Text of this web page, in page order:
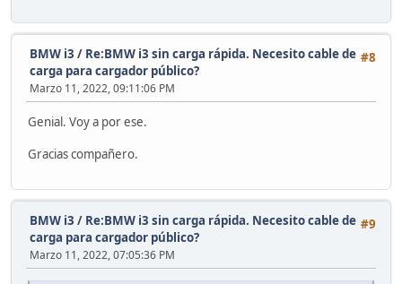
#8
BMW i3 / Re:BMW i3 sin carga rápida. Necesito cable de
carga para cargador público?
Marzo 11, 2022, 09:11:06 PM
Genial. Voy a por ese.
Gracias compañero.
#9
BMW i3 / Re:BMW i3 sin carga rápida. Necesito cable de
carga para cargador público?
Marzo 11, 2022, 07:05:36 PM